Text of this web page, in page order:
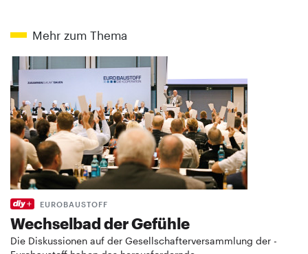
Mehr zum Thema
EUROBAUSTOFF
Wechselbad der Gefühle
Die Diskussionen auf der Gesellschafterversammlung der ­